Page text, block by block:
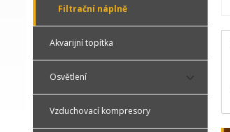
Filtrační náplně
Akvarijní topítka
Osvětlení
Vzduchovací kompresory